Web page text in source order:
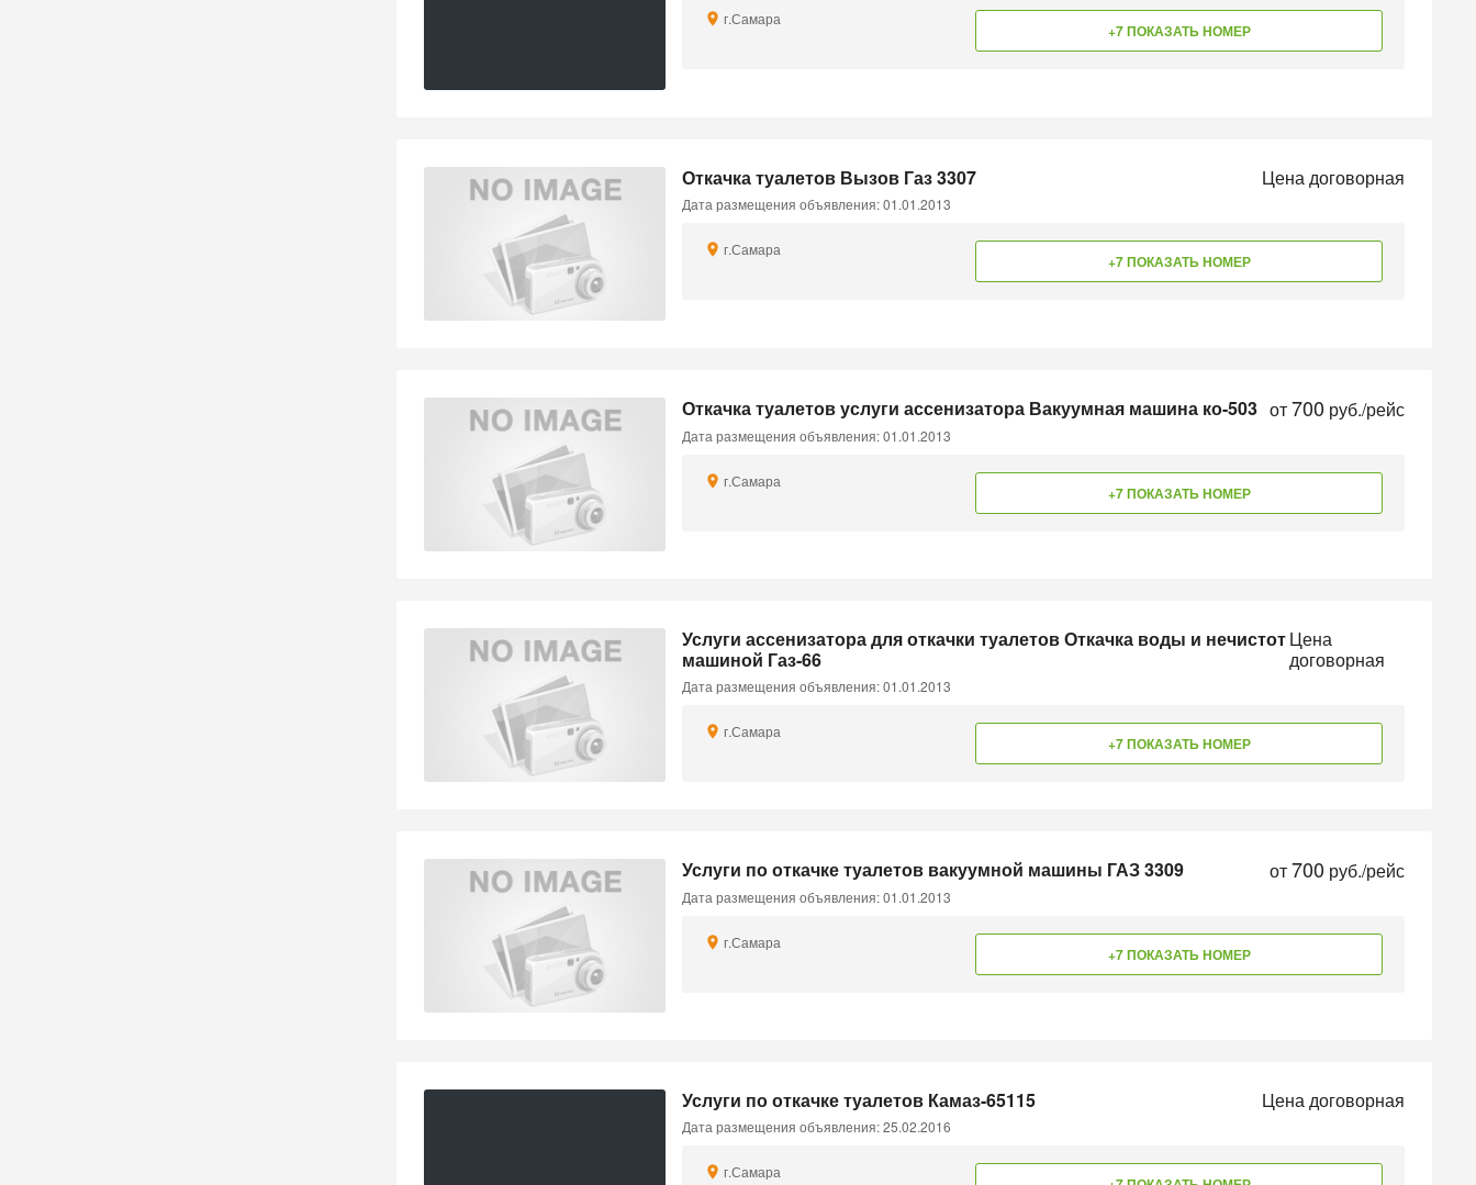
г.Самара
+7 ПОКАЗАТЬ НОМЕР
Откачка туалетов Вызов Газ 3307 Цена договорная
Дата размещения объявления: 01.01.2013
г.Самара
+7 ПОКАЗАТЬ НОМЕР
Откачка туалетов услуги ассенизатора Вакуумная машина ко-503 от700 руб./рейс
Дата размещения объявления: 01.01.2013
г.Самара
+7 ПОКАЗАТЬ НОМЕР
Услуги ассенизатора для откачки туалетов Откачка воды и нечистот
машиной Газ-66
Цена
договорная
Дата размещения объявления: 01.01.2013
г.Самара
+7 ПОКАЗАТЬ НОМЕР
Услуги по откачке туалетов вакуумной машины ГАЗ 3309 от700 руб./рейс
Дата размещения объявления: 01.01.2013
г.Самара
+7 ПОКАЗАТЬ НОМЕР
Услуги по откачке туалетов Камаз-65115 Цена договорная
Дата размещения объявления: 25.02.2016
г.Самара